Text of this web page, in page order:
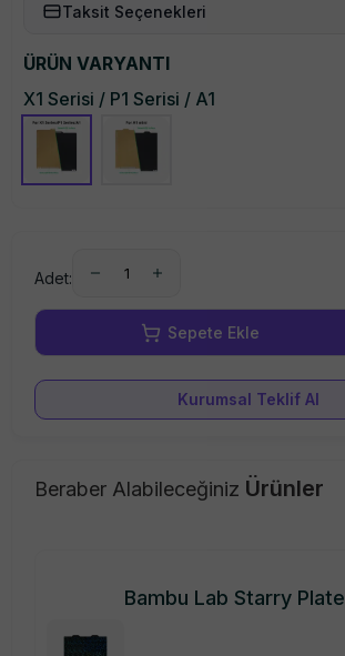
Taksit Seçenekleri
ÜRÜN VARYANTI
X1 Serisi / P1 Serisi / A1
Adet: 1
Kurumsal Teklif Al
Beraber Alabileceğiniz Ürünler
Bambu Lab Starry Plate